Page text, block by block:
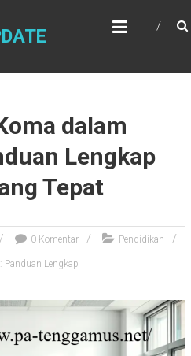
dalam
Lengkap
Tepat
0 Komentar Pendidikan
Panduan Lengkap